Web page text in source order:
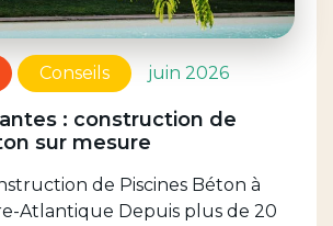
Conseils juin 2026
: construction de
sur mesure
de Piscines Béton à
Atlantique Depuis plus de 20